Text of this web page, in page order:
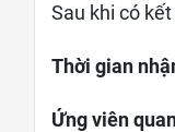
Sau khi có
Thời gian
Ứng viên